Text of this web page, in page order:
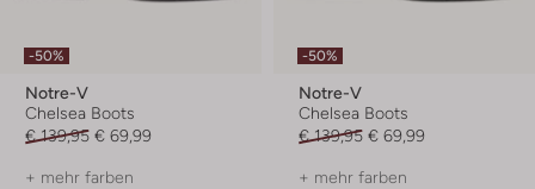
-50%
Notre-V
Chelsea Boots
€ 139,95 € 69,99
+ mehr farben
-50%
Notre-V
Chelsea Boots
€ 139,95 € 69,99
+ mehr farben